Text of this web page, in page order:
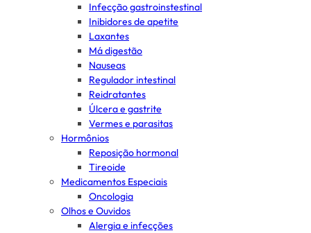
Infecção gastroinstestinal
Inibidores de apetite
Laxantes
Má digestão
Nauseas
Regulador intestinal
Reidratantes
Úlcera e gastrite
Vermes e parasitas
Hormônios
Reposição hormonal
Tireoide
Medicamentos Especiais
Oncologia
Olhos e Ouvidos
Alergia e infecções